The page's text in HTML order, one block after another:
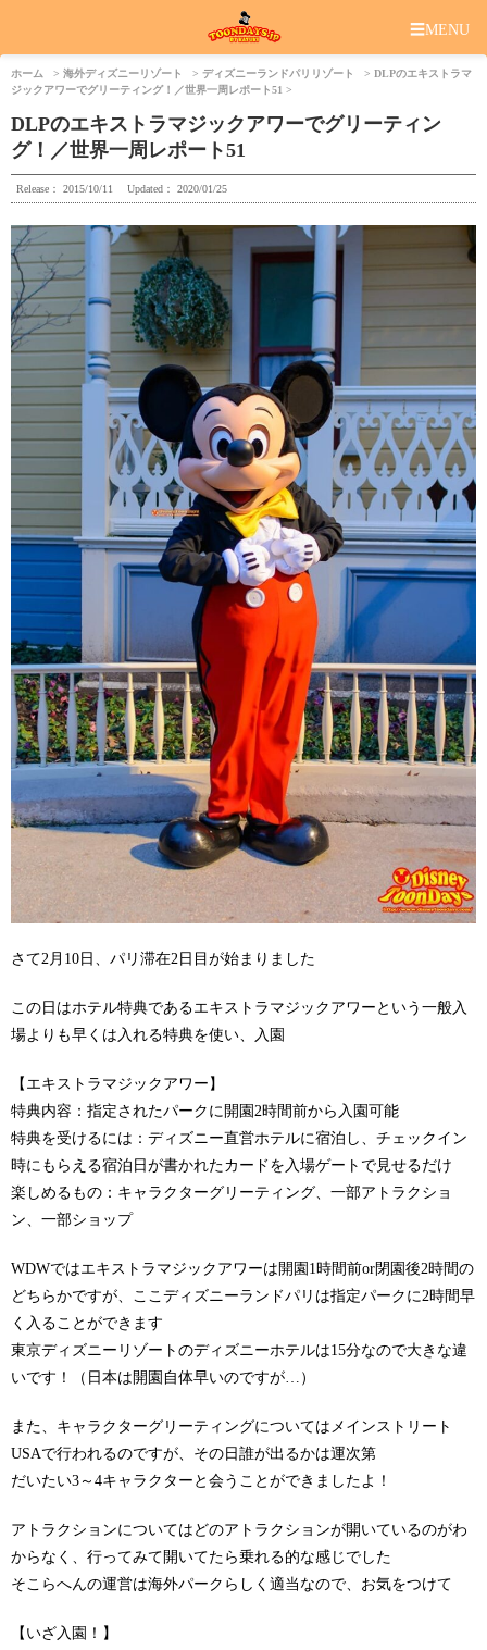
☰MENU
ホーム 海外ディズニーリゾート ディズニーランドパリリゾート
DLPのエキストラマ
ジックアワーでグリーティング！／世界一周レポート51
DLPのエキストラマジックアワーでグリーティン
グ！／世界一周レポート51
Release： 2015/10/11 Updated： 2020/01/25
さて2月10日、パリ滞在2日目が始まりました
この日はホテル特典であるエキストラマジックアワーという一般入
場よりも早くは入れる特典を使い、入園
【エキストラマジックアワー】
特典内容：指定されたパークに開園2時間前から入園可能
特典を受けるには：ディズニー直営ホテルに宿泊し、チェックイン
時にもらえる宿泊日が書かれたカードを入場ゲートで見せるだけ
楽しめるもの：キャラクターグリーティング、一部アトラクショ
ン、一部ショップ
WDWではエキストラマジックアワーは開園1時間前or閉園後2時間の
どちらかですが、ここディズニーランドパリは指定パークに2時間早
く入ることができます
東京ディズニーリゾートのディズニーホテルは15分なので大きな違
いです！（日本は開園自体早いのですが…）
また、キャラクターグリーティングについてはメインストリート
USAで行われるのですが、その日誰が出るかは運次第
だいたい3～4キャラクターと会うことができましたよ！
アトラクションについてはどのアトラクションが開いているのがわ
からなく、行ってみて開いてたら乗れる的な感じでした
そこらへんの運営は海外パークらしく適当なので、お気をつけて
【いざ入園！】